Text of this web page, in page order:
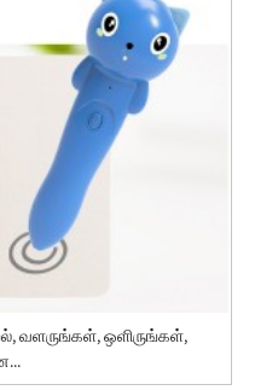
வளருங்கள், ஒளிருங்கள்,